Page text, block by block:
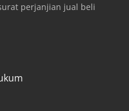
perjanjian jual beli